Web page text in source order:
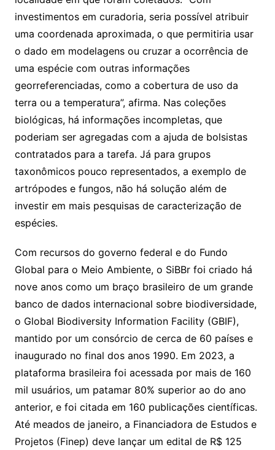
investimentos em curadoria, seria possível atribuir
uma coordenada aproximada, o que permitiria usar
o dado em modelagens ou cruzar a ocorrência de
uma espécie com outras informações
georreferenciadas, como a cobertura de uso da
terra ou a temperatura”, afirma. Nas coleções
biológicas, há informações incompletas, que
poderiam ser agregadas com a ajuda de bolsistas
contratados para a tarefa. Já para grupos
taxonômicos pouco representados, a exemplo de
artrópodes e fungos, não há solução além de
investir em mais pesquisas de caracterização de
espécies.
Com recursos do governo federal e do Fundo
Global para o Meio Ambiente, o SiBBr foi criado há
nove anos como um braço brasileiro de um grande
banco de dados internacional sobre biodiversidade,
o Global Biodiversity Information Facility (GBIF),
mantido por um consórcio de cerca de 60 países e
inaugurado no final dos anos 1990. Em 2023, a
plataforma brasileira foi acessada por mais de 160
mil usuários, um patamar 80% superior ao do ano
anterior, e foi citada em 160 publicações científicas.
Até meados de janeiro, a Financiadora de Estudos e
Projetos (Finep) deve lançar um edital de R$ 125